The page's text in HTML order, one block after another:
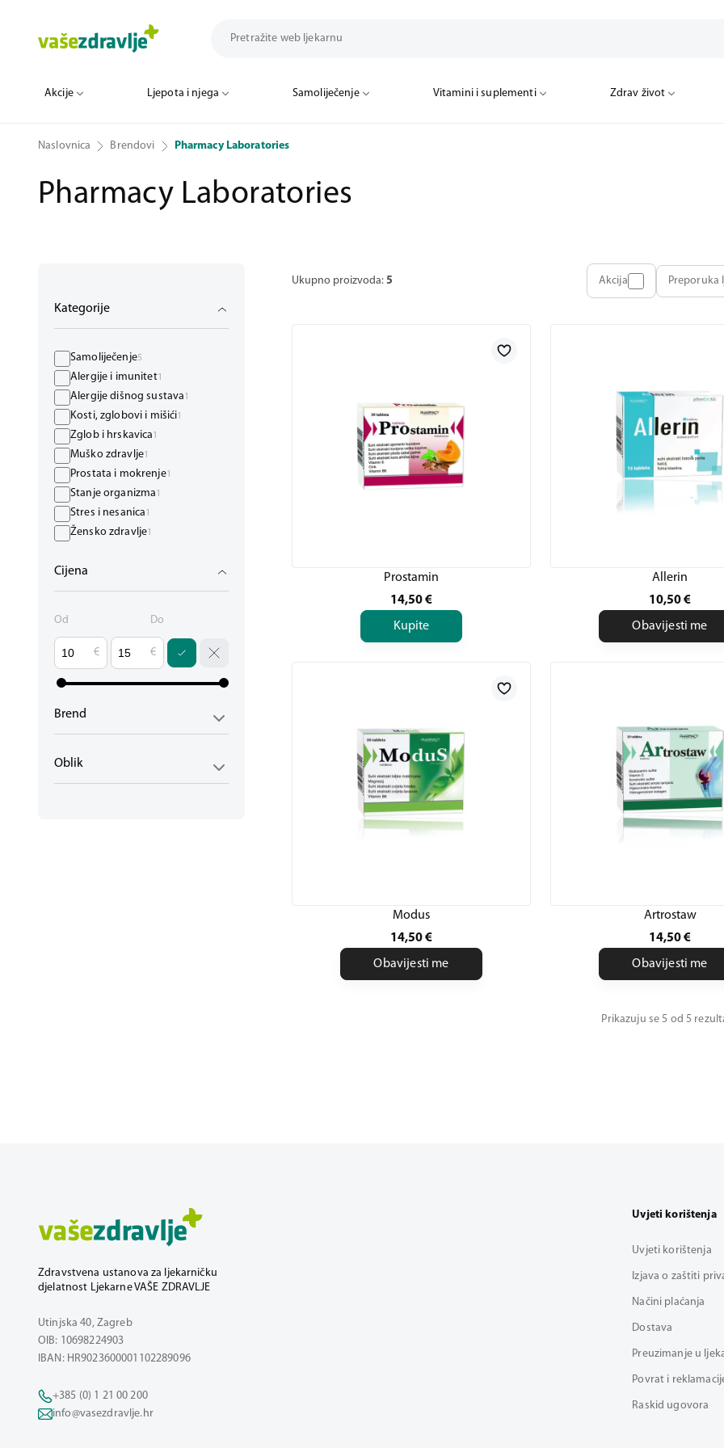
Akcije Ljepota i njega Samoliječenje Vitamini i suplementi Zdrav život
Naslovnica Brendovi Pharmacy Laboratories
Pharmacy Laboratories
Kategorije
Samoliječenje5
Alergije i imunitet1
Alergije dišnog sustava1
Kosti, zglobovi i mišići1
Zglob i hrskavica1
Muško zdravlje1
Prostata i mokrenje1
Stanje organizma1
Stres i nesanica1
Žensko zdravlje1
Cijena
Od Do
€ €
Brend
Oblik
Ukupno proizvoda: 5 Akcija Preporuka
Prostamin
14,50€
Kupite
Allerin
10,50€
Obavijesti me
Modus
14,50€
Obavijesti me
Artrostaw
14,50€
Obavijesti me
Prikazuju se 5 od 5
Zdravstvena ustanova za ljekarničku
djelatnost Ljekarne VAŠE ZDRAVLJE
Utinjska 40, Zagreb
OIB: 10698224903
IBAN: HR9023600001102289096
+385 (0) 1 21 00 200
info@vasezdravlje.hr
Uvjeti korištenja
Uvjeti korištenja
Izjava o zaštiti
Načini plaćanja
Dostava
Preuzimanje u
Povrat i
Raskid ugovora